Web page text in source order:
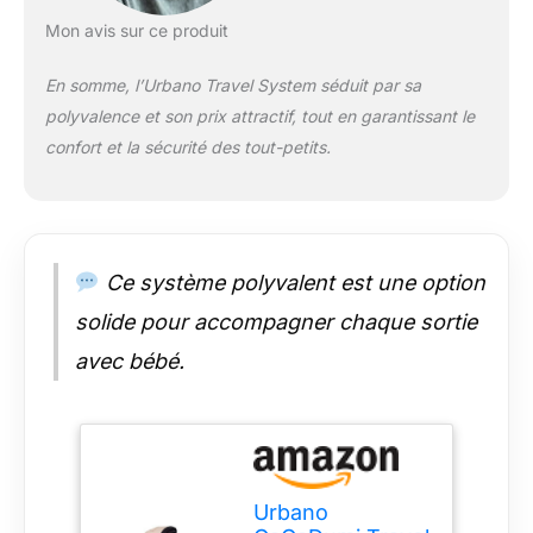
ce dont votre enfant
a besoin pour
voyager
confortable pour
vous et votre enfant.
votre enfant (mode
face à face) ou le
laisser explorer son
nouveau monde
(mode orienté vers
Mon avis sur ce produit
En somme, l’Urbano Travel System séduit par sa
polyvalence et son prix attractif, tout en garantissant le
confort et la sécurité des tout-petits.
Ce système polyvalent est une option
solide pour accompagner chaque sortie
avec bébé.
Urbano